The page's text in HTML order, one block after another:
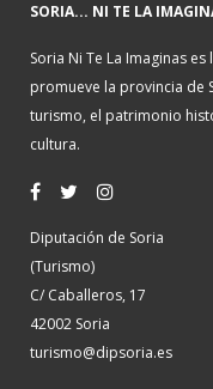
SORIA... NI TE LA
Soria Ni Te La Imaginas
promueve la provincia de
turismo, el patrimonio
cultura.
Diputación de Soria
(Turismo)
C/ Caballeros, 17
42002 Soria
turismo@dipsoria.es